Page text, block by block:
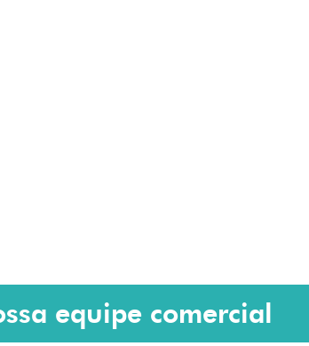
equipe comercial